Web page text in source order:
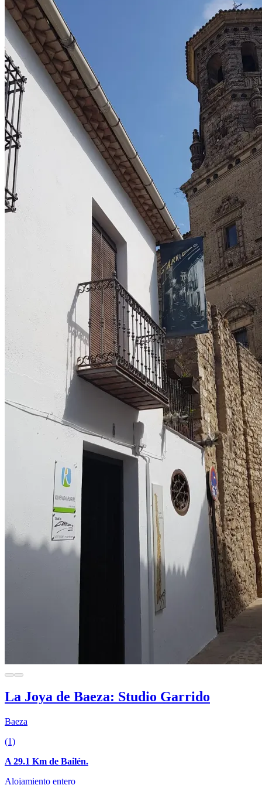
La Joya de Baeza: Studio Garrido
Baeza
(1)
A 29.1 Km de Bailén.
Alojamiento entero